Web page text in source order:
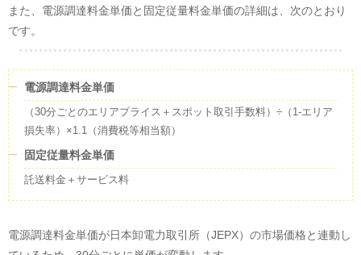
また、電源調達料金単価と固定従量料金単価の詳細は、次のとおり
です。
電源調達料金単価
（30分ごとのエリアプライス＋スポット取引手数料）÷（1-エリア
損失率）×1.1（消費税等相当額）
固定従量料金単価
託送料金＋サービス料
電源調達料金単価が日本卸電力取引所（JEPX）の市場価格と連動し